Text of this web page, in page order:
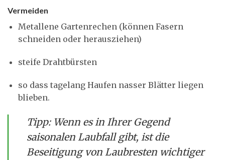
Vermeiden
Metallene Gartenrechen (können Fasern
schneiden oder herausziehen)
steife Drahtbürsten
so dass tagelang Haufen nasser Blätter liegen
blieben.
Tipp: Wenn es in Ihrer Gegend
saisonalen Laubfall gibt, ist die
Beseitigung von Laubresten wichtiger